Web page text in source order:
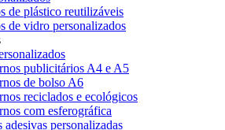
de plástico reutilizáveis
de vidro personalizados
publicitários A4 e A5
de bolso A6
reciclados e ecológicos
com esferográfica
adesivas personalizadas